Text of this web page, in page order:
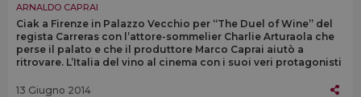
ARNALDO CAPRAI
Ciak a Firenze in Palazzo Vecchio per “The Duel of Wine” del
regista Carreras con l’attore-sommelier Charlie Arturaola che
perse il palato e che il produttore Marco Caprai aiutò a
ritrovare. L’Italia del vino al cinema con i suoi veri protagonisti
13 Giugno 2014